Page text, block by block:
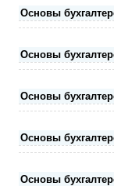
Основы
Основы
Основы
Основы
Основы